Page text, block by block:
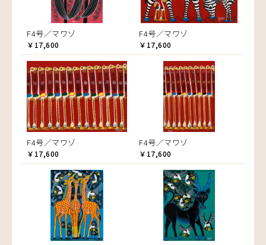
F4号／マワゾ
￥17,600
F4号／マワゾ
￥17,600
F4号／マワゾ
￥17,600
F4号／マワゾ
￥17,600